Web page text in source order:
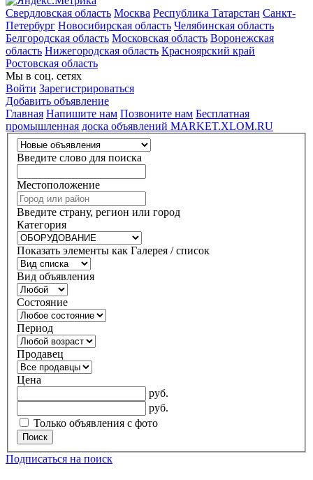
Свердловская область Москва Республика Татарстан Санкт-
Петербург Новосибирская область Челябинская область
Белгородская область Московская область Воронежская
область Нижегородская область Красноярский край
Ростовская область
Мы в соц. сетях
Войти Зарегистрироваться
Добавить объявление
Главная Напишите нам Позвоните нам Бесплатная
промышленная доска объявлений MARKET.XLOM.RU
Введите слово для поиска
Местоположение
Введите страну, регион или город
Категория
Показать элементы как Галерея / список
Вид объявления
Состояние
Период
Продавец
Цена
руб.
руб.
Только объявления с фото
Поиск
Подписаться на поиск